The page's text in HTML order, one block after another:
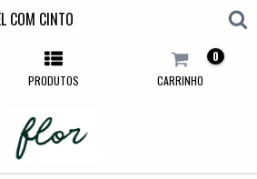
COM CINTO
PRODUTOS CARRINHO
0